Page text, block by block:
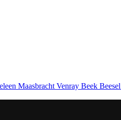
Maasbracht Venray Beek Beesel